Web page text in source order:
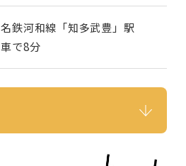
名鉄河和線「知多武豊」駅
車で8分